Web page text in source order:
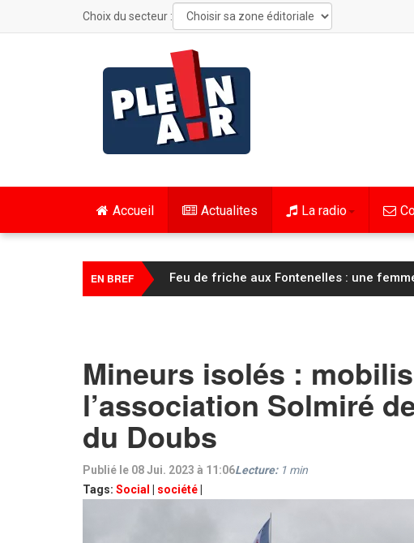
Choix du secteur :
Accueil Actualites La radio
EN BREF FC Sochaux Montbéliard : Vincent
Mineurs isolés :
l’association Solmiré
du Doubs
Publié le 08 Jui. 2023 à 11:06
Tags: Social société
Lecture: 1 min